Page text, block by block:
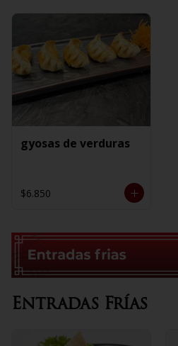
gyosas de verduras
$6.850
Entradas Frías